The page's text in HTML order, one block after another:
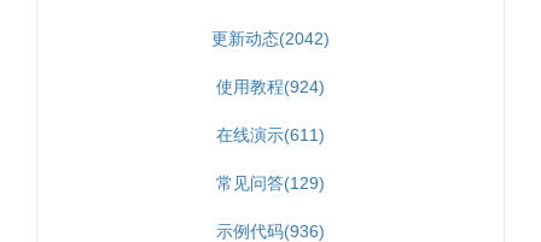
更新动态(2042)
使用教程(924)
在线演示(611)
常见问答(129)
示例代码(936)